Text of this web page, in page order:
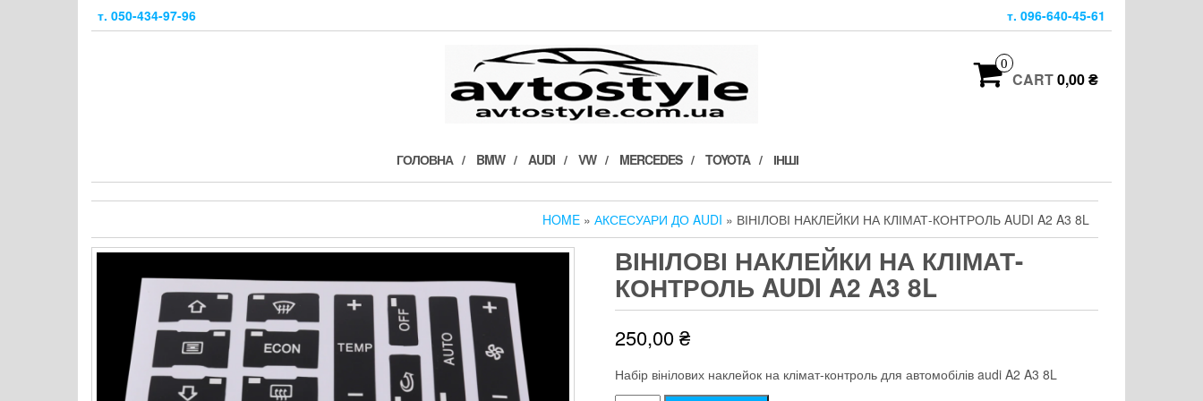
т. 050-434-97-96 т. 096-640-45-61
0
CART0,00 ₴
ГОЛОВНА BMW AUDI VW MERCEDES TOYOTA ІНШІ
HOME » АКСЕСУАРИ ДО AUDI » ВІНІЛОВІ НАКЛЕЙКИ НА КЛІМАТ-КОНТРОЛЬ AUDI A2 A3 8L
ВІНІЛОВІ НАКЛЕЙКИ НА КЛІМАТ-
КОНТРОЛЬ AUDI A2 A3 8L
250,00₴
Набір вінілових наклейок на клімат-контроль для автомобілів audi A2 A3 8L